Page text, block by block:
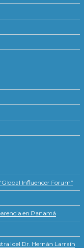
Influencer Forum”
en Panamá
del Dr. Hernán Larraín